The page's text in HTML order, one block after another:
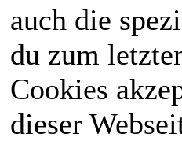
auch die
du zum
Cookies
dieser